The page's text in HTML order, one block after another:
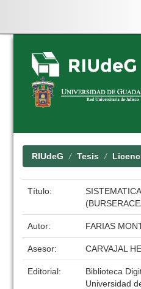
Skip
navigation
RIUdeG Tesis
Título:
Autor: FARIAS
Asesor: CARVAJAL
Editorial:
Biblioteca
Universidad